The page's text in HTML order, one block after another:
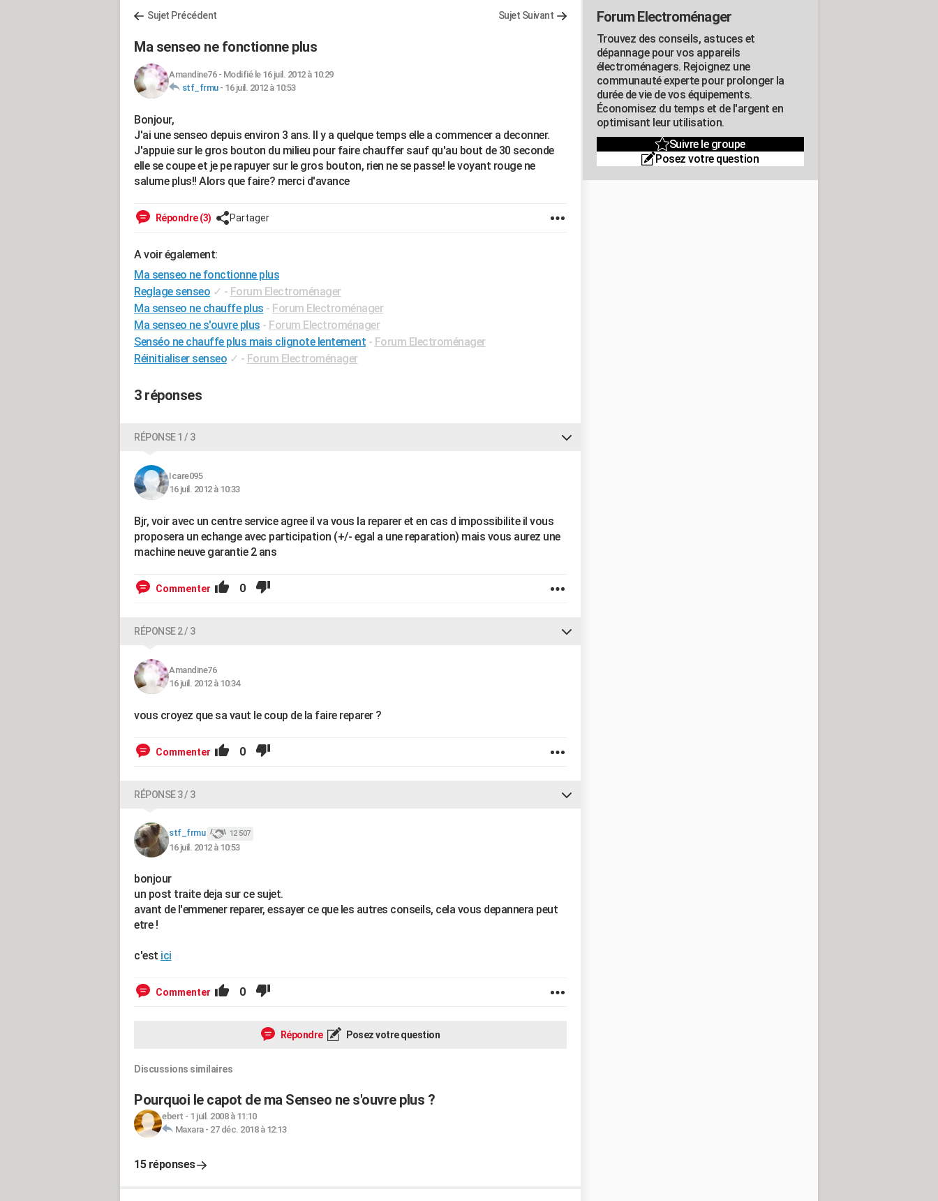
Sujet Précédent Sujet Suivant
Ma senseo ne fonctionne plus
Amandine76- Modifié le 16 juil. 2012 à 10:29
stf_frmu- 16 juil. 2012 à 10:53
Bonjour,
J'ai une senseo depuis environ 3 ans. Il y a quelque temps elle a commencer a deconner.
J'appuie sur le gros bouton du milieu pour faire chauffer sauf qu'au bout de 30 seconde
elle se coupe et je pe rapuyer sur le gros bouton, rien ne se passe! le voyant rouge ne
salume plus!! Alors que faire? merci d'avance
Répondre (3) Partager
A voir également:
Ma senseo ne fonctionne plus
Reglage senseo ✓ - Forum Electroménager
Ma senseo ne chauffe plus - Forum Electroménager
Ma senseo ne s'ouvre plus - Forum Electroménager
Senséo ne chauffe plus mais clignote lentement - Forum Electroménager
Réinitialiser senseo ✓ - Forum Electroménager
3 réponses
RÉPONSE 1 / 3
Icare095
16 juil. 2012 à 10:33
Bjr, voir avec un centre service agree il va vous la reparer et en cas d impossibilite il vous
proposera un echange avec participation (+/- egal a une reparation) mais vous aurez une
machine neuve garantie 2 ans
Commenter 0
RÉPONSE 2 / 3
Amandine76
16 juil. 2012 à 10:34
vous croyez que sa vaut le coup de la faire reparer ?
Commenter 0
RÉPONSE 3 / 3
stf_frmu 12 507
16 juil. 2012 à 10:53
bonjour
un post traite deja sur ce sujet.
avant de l'emmener reparer, essayer ce que les autres conseils, cela vous depannera peut
etre !
c'est ici
Commenter 0
Répondre Posez votre question
Discussions similaires
Pourquoi le capot de ma Senseo ne s'ouvre plus ?
ebert - 1 juil. 2008 à 11:10
Maxara- 27 déc. 2018 à 12:13
15 réponses
Forum Electroménager
Trouvez des conseils, astuces et
dépannage pour vos appareils
électroménagers. Rejoignez une
communauté experte pour prolonger la
durée de vie de vos équipements.
Économisez du temps et de l'argent en
optimisant leur utilisation.
Suivre le groupe
Posez votre question